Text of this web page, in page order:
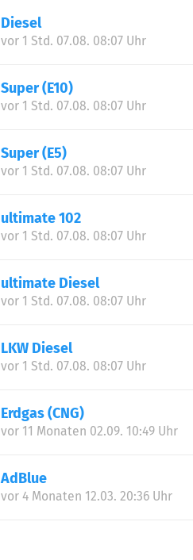
Diesel
vor 1 Std. 07.08. 08:07 Uhr
Super (E10)
vor 1 Std. 07.08. 08:07 Uhr
Super (E5)
vor 1 Std. 07.08. 08:07 Uhr
ultimate 102
vor 1 Std. 07.08. 08:07 Uhr
ultimate Diesel
vor 1 Std. 07.08. 08:07 Uhr
LKW Diesel
vor 1 Std. 07.08. 08:07 Uhr
Erdgas (CNG)
vor 11 Monaten 02.09. 10:49 Uhr
AdBlue
vor 4 Monaten 12.03. 20:36 Uhr